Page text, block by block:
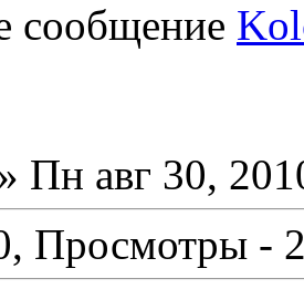
сообщение
Пн авг 30,
Просмотры -